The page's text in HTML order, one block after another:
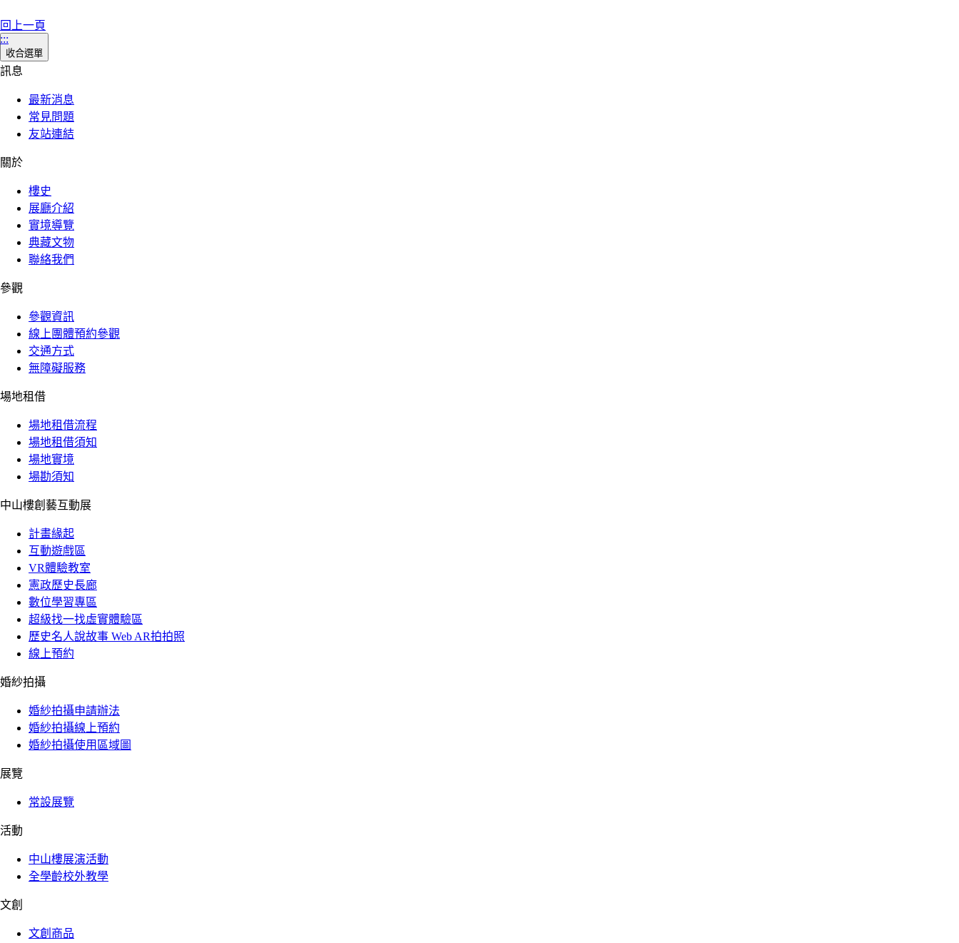
回上一頁
:::
收合選單
訊息
最新消息
常見問題
友站連結
關於
樓史
展廳介紹
實境導覽
典藏文物
聯絡我們
參觀
參觀資訊
線上團體預約參觀
交通方式
無障礙服務
場地租借
場地租借流程
場地租借須知
場地實境
場勘須知
中山樓創藝互動展
計畫緣起
互動遊戲區
VR體驗教室
憲政歷史長廊
數位學習專區
超級找一找虛實體驗區
歷史名人說故事 Web AR拍拍照
線上預約
婚紗拍攝
婚紗拍攝申請辦法
婚紗拍攝線上預約
婚紗拍攝使用區域圖
展覽
常設展覽
活動
中山樓展演活動
全學齡校外教學
文創
文創商品